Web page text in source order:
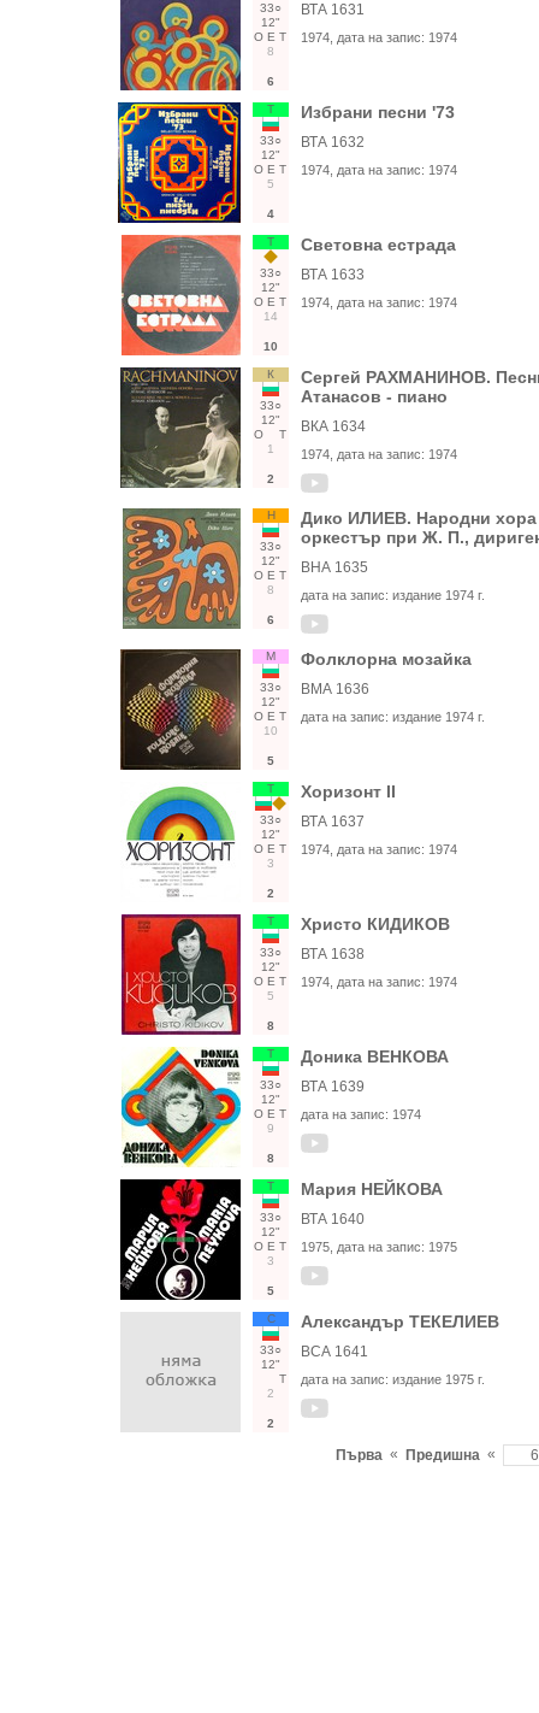
33○
12"
О Е Т
8
6
ВТА 1631
1974 , дата на запис: 1974
Т
33○
12"
О Е Т
5
4
Избрани песни '73
ВТА 1632
1974 , дата на запис: 1974
Т
33○
12"
О Е Т
14
10
Световна естрада
ВТА 1633
1974 , дата на запис: 1974
К
33○
12"
О
Т
1
2
Сергей РАХМАНИНОВ.
Атанасов - пиано
ВКА 1634
1974 , дата на запис: 1974
Н
33○
12"
О Е Т
8
6
Дико ИЛИЕВ. Народни хора
оркестър при Ж. П.,
ВНА 1635
дата на запис: издание 1974 г.
М
33○
12"
О Е Т
10
5
Фолклорна мозайка
ВМА 1636
дата на запис: издание 1974 г.
Т
33○
12"
О Е Т
3
2
Хоризонт II
ВТА 1637
1974 , дата на запис: 1974
Т
33○
12"
О Е Т
5
8
Христо КИДИКОВ
ВТА 1638
1974 , дата на запис: 1974
Т
33○
12"
О Е Т
9
8
Доника ВЕНКОВА
ВТА 1639
дата на запис: 1974
Т
33○
12"
О Е Т
3
5
Мария НЕЙКОВА
ВТА 1640
1975 , дата на запис: 1975
С
33○
12"
Т
2
2
Александър ТЕКЕЛИЕВ
ВСА 1641
дата на запис: издание 1975 г.
Първа « Предишна «